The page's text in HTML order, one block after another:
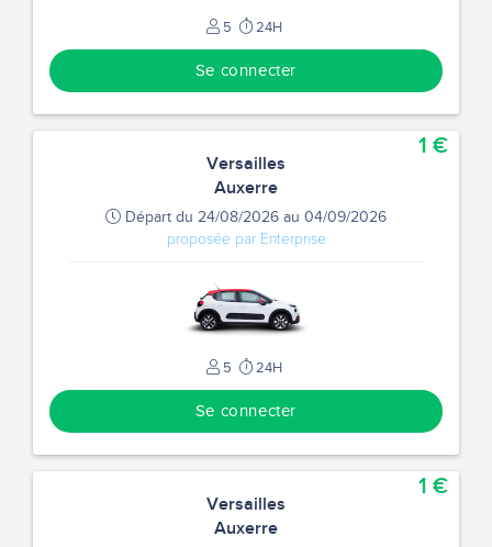
5 24H
Se connecter
Versailles
Auxerre
Départ du 24/08/2026 au 04/09/2026
proposée par Enterprise
5 24H
1 €
Se connecter
Versailles
Auxerre
1 €